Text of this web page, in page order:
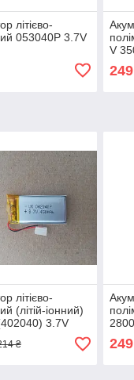
літієво-
053040P 3.7V
V
249
літієво-
(літій-іонний)
3.7V
₴ 249